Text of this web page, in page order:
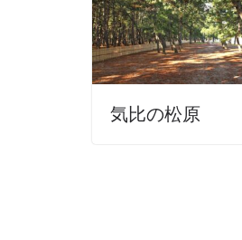
気比の松原